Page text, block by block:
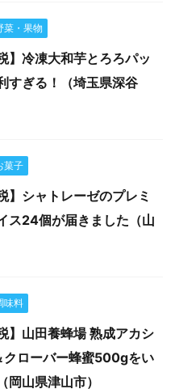
菜・果物
】冷凍大和芋とろろパッ
すぎる！（埼玉県深谷
菓子
】シャトレーゼのプレミ
ス24個が届きました（山
味料
】山田養蜂場 熟成アカシ
ローバー蜂蜜500gをい
岡山県津山市）